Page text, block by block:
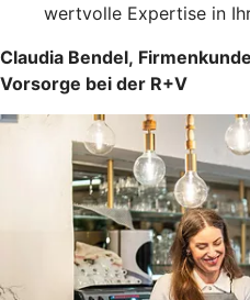
wertvolle Expertise in
Claudia Bendel,
Vorsorge bei der R+V